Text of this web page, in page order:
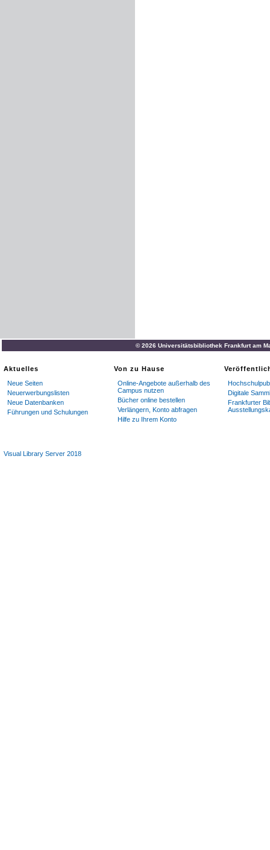
© 2026 Universitätsbibliothek Frankfurt am
Aktuelles
Neue Seiten
Neuerwerbungslisten
Neue Datenbanken
Führungen und Schulungen
Von zu Hause
Online-Angebote außerhalb des
Campus nutzen
Bücher online bestellen
Verlängern, Konto abfragen
Hilfe zu Ihrem Konto
Digitale
Frankfurter
Visual Library Server 2018